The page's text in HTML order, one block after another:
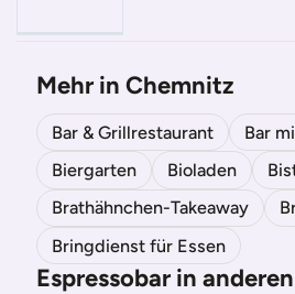
Mehr in Chemnitz
Bar & Grillrestaurant
Bar
Biergarten
Bioladen
Brathähnchen-Takeaway
Bringdienst für Essen
Espressobar in